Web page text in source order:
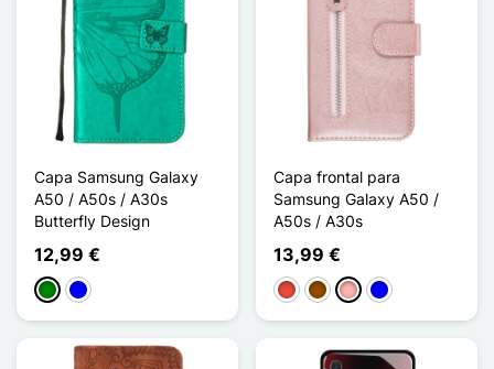
Capa Samsung Galaxy
A50 / A50s / A30s
Butterfly Design
12,99 €
VerdeAzul
Capa frontal para
Samsung Galaxy A50 /
A50s / A30s
13,99 €
VermelhoCastanho
Ouro rosa
Azul